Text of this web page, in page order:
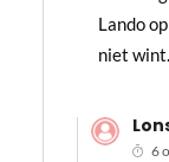
Lando
niet wint.
6